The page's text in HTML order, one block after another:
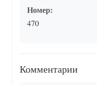
Номер:
470
Комментарии